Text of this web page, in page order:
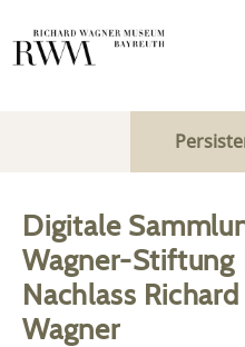
Digitale
Wagner-Stiftung
Nachlass
Wagner